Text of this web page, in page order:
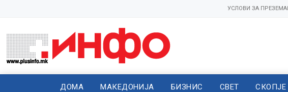
УСЛОВИ ЗА
ДОМА МАКЕДОНИЈА БИЗНИС СВЕТ СКОПЈЕ